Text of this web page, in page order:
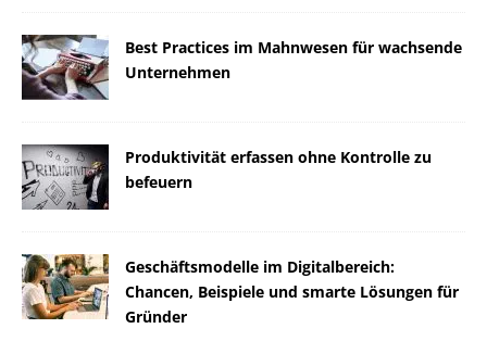
Best Practices im Mahnwesen für wachsende
Unternehmen
Produktivität erfassen ohne Kontrolle zu
befeuern
Geschäftsmodelle im Digitalbereich:
Chancen, Beispiele und smarte Lösungen für
Gründer